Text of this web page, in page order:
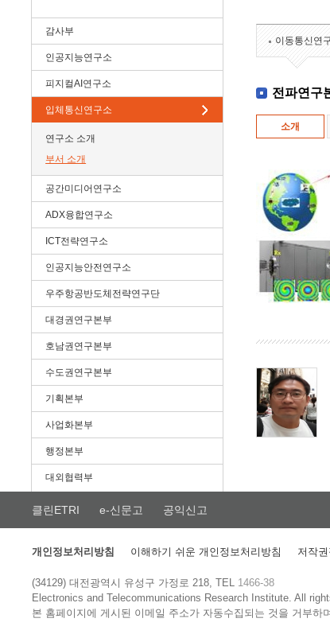
감사부
인공지능연구소
피지컬AI연구소
입체통신연구소
연구소 소개
부서 소개
공간미디어연구소
ADX융합연구소
ICT전략연구소
인공지능안전연구소
우주항공반도체전략연구단
대경권연구본부
호남권연구본부
수도권연구본부
기획본부
사업화본부
행정본부
대외협력부
이동통신연
전파연구
소개
클린ETRI e-신문고 공익신고
개인정보처리방침 이해하기 쉬운 개인정보처리방침 저작권
(34129) 대전광역시 유성구 가정로 218, TEL 1466-38
Electronics and Telecommunications Research Institute.All
본 홈페이지에 게시된 이메일 주소가 자동수집되는 것을 거부